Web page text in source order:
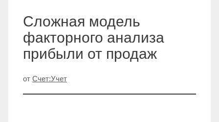
Сложная модель
факторного анализа
прибыли от продаж
от Счет:Учет